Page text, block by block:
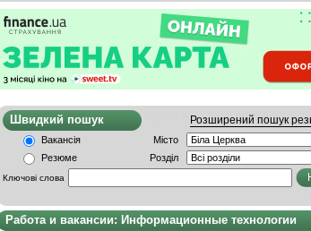
Швидкий пошук Розширений пошук
Вакансія
Місто
Резюме
Розділ
Ключові слова
Работа и вакансии: Информационные технологии